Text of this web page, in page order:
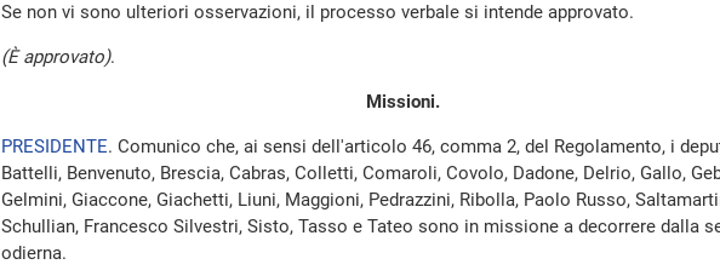
Se non vi sono ulteriori osservazioni, il processo verbale si intende approvato.
(È approvato).
Missioni.
PRESIDENTE. Comunico che, ai sensi dell'articolo 46, comma 2, del Regolamento, i
Battelli, Benvenuto, Brescia, Cabras, Colletti, Comaroli, Covolo, Dadone, Delrio, Gallo,
Gelmini, Giaccone, Giachetti, Liuni, Maggioni, Pedrazzini, Ribolla, Paolo Russo,
Schullian, Francesco Silvestri, Sisto, Tasso e Tateo sono in missione a decorrere dalla
odierna.